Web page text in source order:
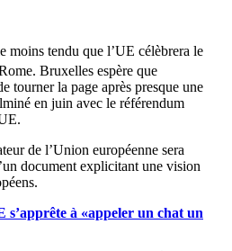
moins tendu que l’UE célèbrera le
Bruxelles espère que
tourner la page après presque une
en juin avec le référendum
de l’Union européenne sera
document explicitant une vision
s’apprête à «appeler un chat un